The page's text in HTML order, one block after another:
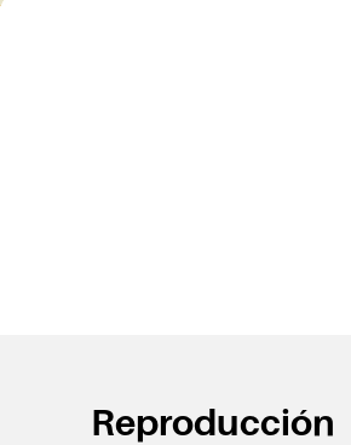
Reproducción